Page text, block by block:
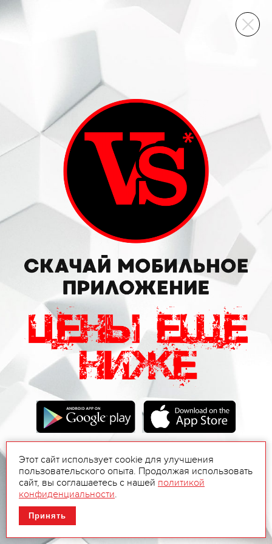
ВИННЫЙ СКЛАД
Этот сайт использует cookie для улучшения
пользовательского опыта. Продолжая использовать
сайт, вы соглашаетесь с нашей политикой
конфиденциальности.
Принять